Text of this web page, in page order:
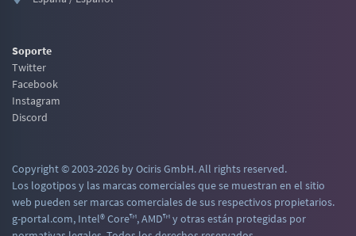
Soporte
Twitter
Facebook
Instagram
Discord
Copyright © 2003-2026 by Ociris GmbH. All rights reserved.
Los logotipos y las marcas comerciales que se muestran en el sitio
web pueden ser marcas comerciales de sus respectivos propietarios.
g-portal.com, Intel® Core™, AMD™ y otras están protegidas por